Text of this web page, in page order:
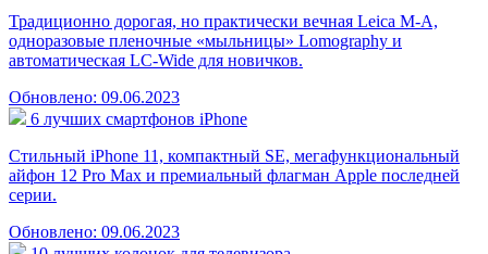
Традиционно дорогая, но практически вечная Leica M-A,
одноразовые пленочные «мыльницы» Lomography и
автоматическая LC-Wide для новичков.
Обновлено: 09.06.2023
6 лучших смартфонов iPhone
Стильный iPhone 11, компактный SE, мегафункциональный
айфон 12 Pro Max и премиальный флагман Apple последней
серии.
Обновлено: 09.06.2023